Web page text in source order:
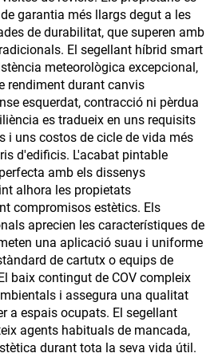
garantia més llargs degut a les
de durabilitat, que superen amb
El segellant híbrid smart
meteorològica excepcional,
rendiment durant canvis
esquerdat, contracció ni pèrdua
es tradueix en uns requisits
i uns costos de cicle de vida més
d'edificis. L'acabat pintable
amb els dissenys
alhora les propietats
compromisos estètics. Els
aprecien les característiques de
una aplicació suau i uniforme
de cartutx o equips de
baix contingut de COV compleix
i assegura una qualitat
a espais ocupats. El segellant
agents habituals de mancada,
durant tota la seva vida útil.